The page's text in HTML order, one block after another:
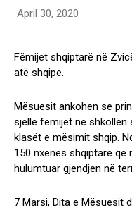
April 30, 2020
Fëmijet shqiptarë në
atë shqipe.
Mësuesit ankohen se
sjellë fëmijët në shkollën
klasët e mësimit shqip.
150 nxënës shqiptarë
hulumtuar gjendjen në
7 Marsi, Dita e Mësuesit